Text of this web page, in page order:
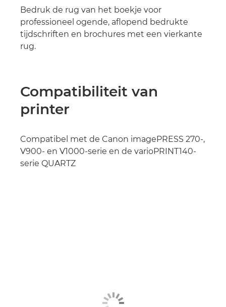
Bedruk de rug van het boekje voor
professioneel ogende, aflopend bedrukte
tijdschriften en brochures met een vierkante
rug.
Compatibiliteit van
printer
Compatibel met de Canon imagePRESS 270-,
V900- en V1000-serie en de varioPRINT140-
serie QUARTZ